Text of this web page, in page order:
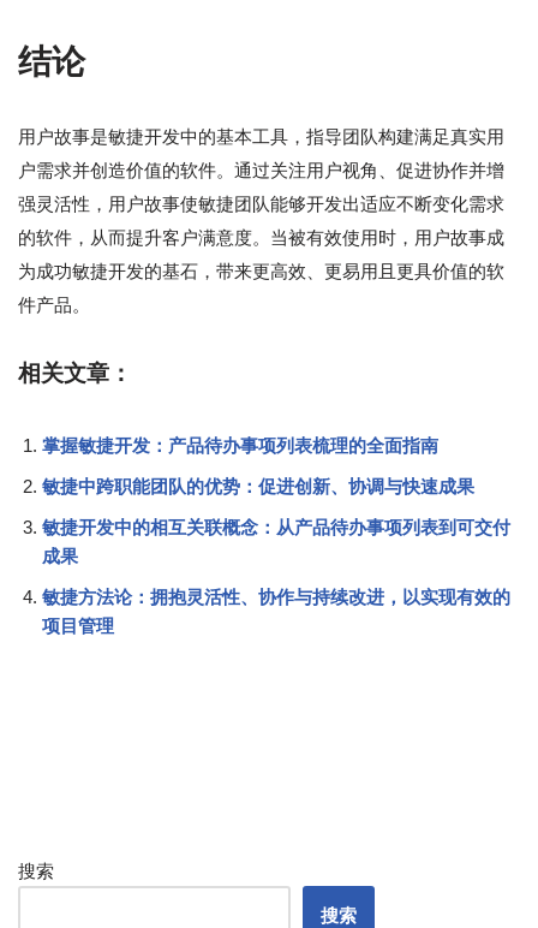
结论
用户故事是敏捷开发中的基本工具，指导团队构建满足真实用
户需求并创造价值的软件。通过关注用户视角、促进协作并增
强灵活性，用户故事使敏捷团队能够开发出适应不断变化需求
的软件，从而提升客户满意度。当被有效使用时，用户故事成
为成功敏捷开发的基石，带来更高效、更易用且更具价值的软
件产品。
相关文章：
掌握敏捷开发：产品待办事项列表梳理的全面指南
敏捷中跨职能团队的优势：促进创新、协调与快速成果
敏捷开发中的相互关联概念：从产品待办事项列表到可交付
成果
敏捷方法论：拥抱灵活性、协作与持续改进，以实现有效的
项目管理
搜索
搜索